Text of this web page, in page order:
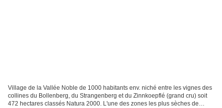
Village de la Vallée Noble de 1000 habitants env. niché entre les vignes des
collines du Bollenberg, du Strangenberg et du Zinnkoepflé (grand cru) soit
472 hectares classés Natura 2000. L'une des zones les plus sèches de